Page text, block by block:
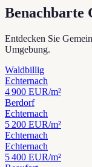
Benachbarte
Entdecken Sie
Umgebung.
Waldbillig
Echternach
4 900 EUR/m²
Berdorf
Echternach
5 200 EUR/m²
Echternach
Echternach
5 400 EUR/m²